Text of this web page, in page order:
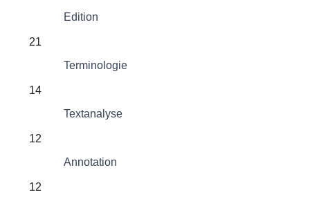
Edition
21
Terminologie
14
Textanalyse
12
Annotation
12